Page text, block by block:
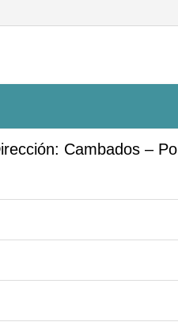
Cambados –